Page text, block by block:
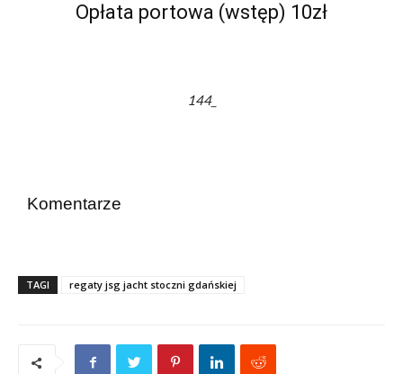
Opłata portowa (wstęp) 10zł
144_
Komentarze
TAGI regaty jsg jacht stoczni gdańskiej